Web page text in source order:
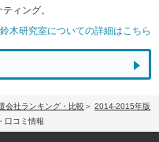
ィング。
木研究室についての詳細はこちら
会社ランキング・比較
2014-2015年版
口コミ情報